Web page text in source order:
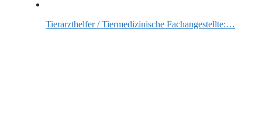
Tierarzthelfer / Tiermedizinische Fachangestellte:…